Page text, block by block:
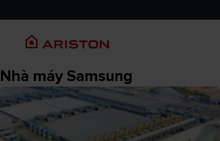
Nhà máy Samsung